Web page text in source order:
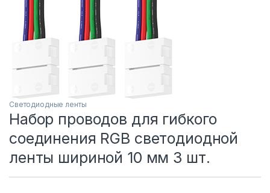
Светодиодные ленты
Набор проводов для гибкого
соединения RGB светодиодной
ленты шириной 10 мм 3 шт.